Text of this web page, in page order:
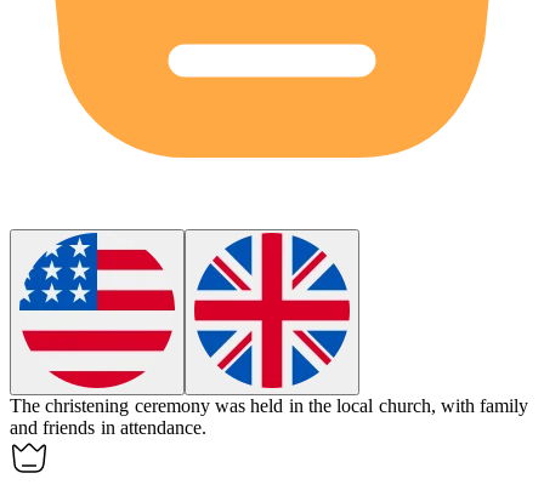
Thechristening ceremony was held in the local church, with family
and friends in attendance.